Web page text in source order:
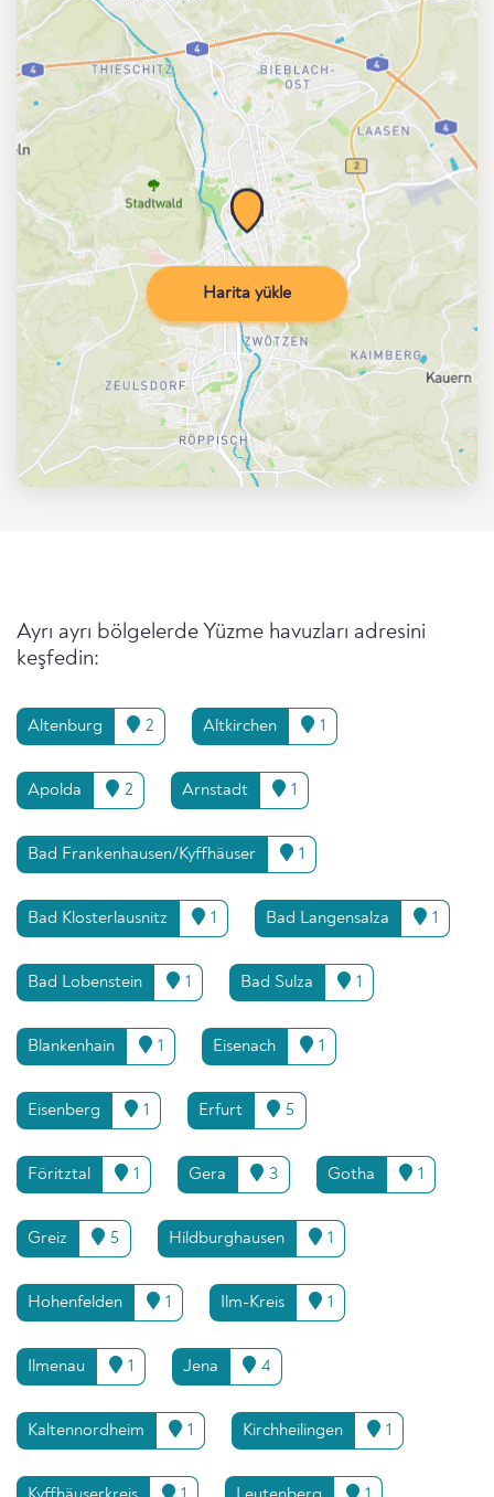
Harita yükle
Ayrı ayrı bölgelerde Yüzme havuzları adresini
keşfedin:
Altenburg 2 Altkirchen 1
Apolda 2 Arnstadt 1
Bad Frankenhausen/Kyffhäuser 1
Bad Klosterlausnitz 1 Bad Langensalza 1
Bad Lobenstein 1 Bad Sulza 1
Blankenhain 1 Eisenach 1
Eisenberg 1 Erfurt 5
Föritztal 1 Gera 3 Gotha 1
Greiz 5 Hildburghausen 1
Hohenfelden 1 Ilm-Kreis 1
Ilmenau 1 Jena 4
Kaltennordheim 1 Kirchheilingen 1